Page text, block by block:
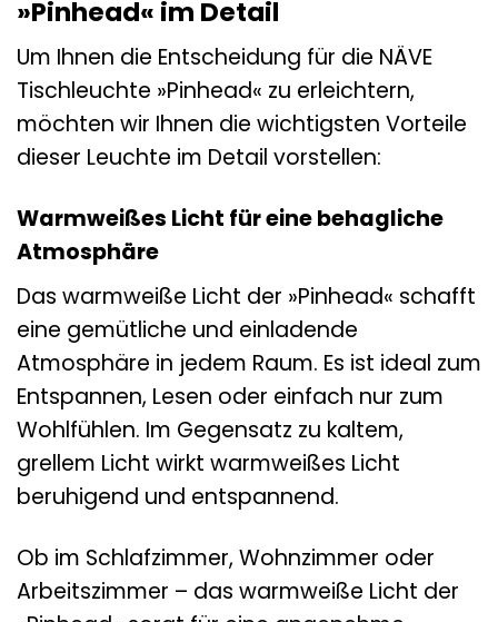
»Pinhead« im Detail
Um Ihnen die Entscheidung für die NÄVE
Tischleuchte »Pinhead« zu erleichtern,
möchten wir Ihnen die wichtigsten Vorteile
dieser Leuchte im Detail vorstellen:
Warmweißes Licht für eine behagliche
Atmosphäre
Das warmweiße Licht der »Pinhead« schafft
eine gemütliche und einladende
Atmosphäre in jedem Raum. Es ist ideal zum
Entspannen, Lesen oder einfach nur zum
Wohlfühlen. Im Gegensatz zu kaltem,
grellem Licht wirkt warmweißes Licht
beruhigend und entspannend.
Ob im Schlafzimmer, Wohnzimmer oder
Arbeitszimmer – das warmweiße Licht der